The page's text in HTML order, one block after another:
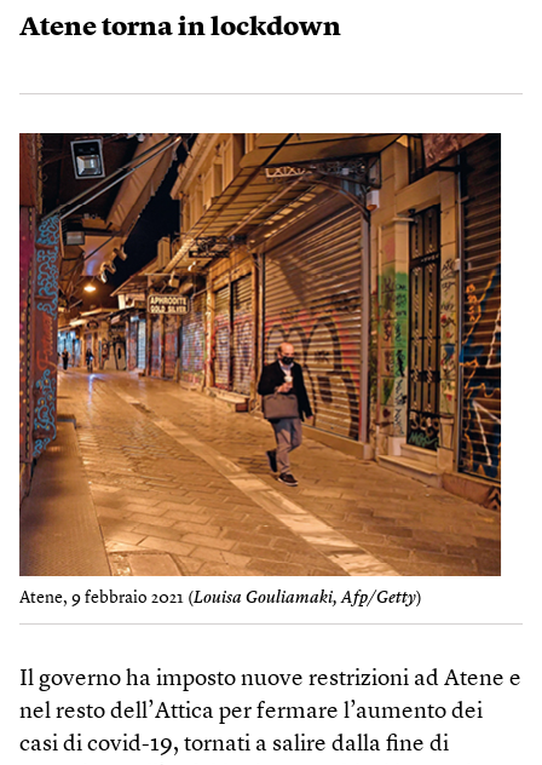
Atene torna in lockdown
Atene, 9 febbraio 2021 (Louisa Gouliamaki, Afp/Getty)
Il governo ha imposto nuove restrizioni ad Atene e
nel resto dell’Attica per fermare l’aumento dei
casi di covid-19, tornati a salire dalla fine di